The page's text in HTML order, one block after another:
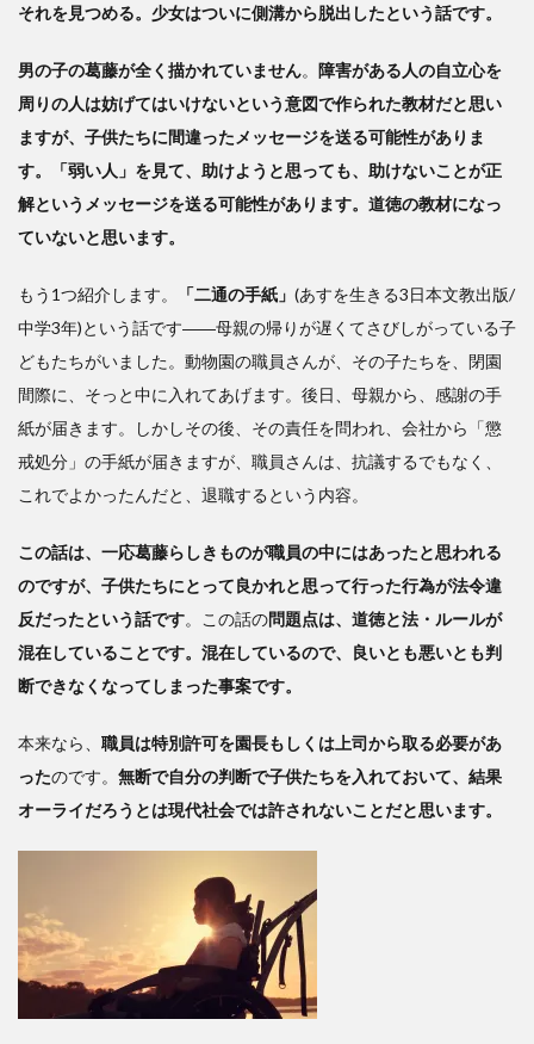
それを見つめる。少女はついに側溝から脱出したという話です。
男の子の葛藤が全く描かれていません。 障害がある人の自立心を
周りの人は妨げてはいけないという意図で作られた教材だと思い
ますが、子供たちに間違ったメッセージを送る可能性がありま
す。「弱い人」を見て、助けようと思っても、助けないことが正
解というメッセージを送る可能性があります。道徳の教材になっ
ていないと思います。
もう1つ紹介します。 「二通の手紙」 (あすを生きる3日本文教出版/
中学3年)という話です――母親の帰りが遅くてさびしがっている子
どもたちがいました。動物園の職員さんが、その子たちを、閉園
間際に、そっと中に入れてあげます。後日、母親から、感謝の手
紙が届きます。しかしその後、その責任を問われ、会社から「懲
戒処分」の手紙が届きますが、職員さんは、抗議するでもなく、
これでよかったんだと、退職するという内容。
この話は、一応葛藤らしきものが職員の中にはあったと思われる
のですが、子供たちにとって良かれと思って行った行為が法令違
反だったという話です。この話の問題点は、道徳と法・ルールが
混在していることです。混在しているので、良いとも悪いとも判
断できなくなってしまった事案です。
本来なら、 職員は特別許可を園長もしくは上司から取る必要があ
ったのです。 無断で自分の判断で子供たちを入れておいて、結果
オーライだろうとは現代社会では許されないことだと思います。